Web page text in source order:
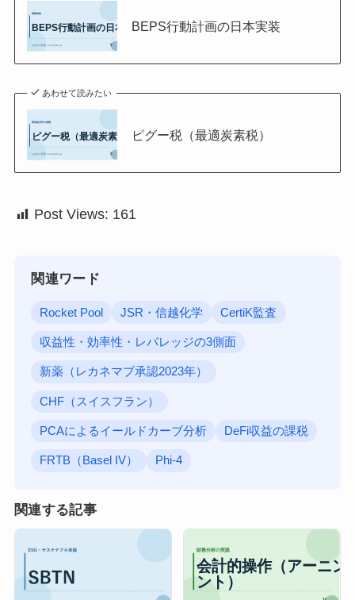
BEPS行動計画の日本実装
あわせて読みたい
ピグー税（最適炭素税）
Post Views: 161
関連ワード
Rocket Pool JSR・信越化学 CertiK監査
収益性・効率性・レバレッジの3側面
新薬（レカネマブ承認2023年）
CHF（スイスフラン）
PCAによるイールドカーブ分析 DeFi収益の課税
FRTB（Basel IV） Phi-4
関連する記事